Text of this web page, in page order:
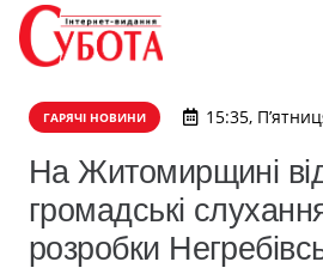
ГАРЯЧІ НОВИНИ 15:35,
На Житомирщині
громадські
розробки